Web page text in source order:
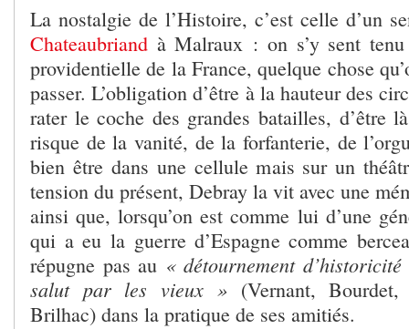
La nostalgie de l’Histoire, c’est celle d’un
Chateaubriand à Malraux : on s’y sent
providentielle de la France, quelque chose
passer. L’obligation d’être à la hauteur des
rater le coche des grandes batailles, d’être
risque de la vanité, de la forfanterie, de
bien être dans une cellule mais sur un
tension du présent, Debray la vit avec une
ainsi que, lorsqu’on est comme lui d’une
qui a eu la guerre d’Espagne comme
répugne pas au « détournement
salut par les vieux » (Vernant,
Brilhac) dans la pratique de ses amitiés.